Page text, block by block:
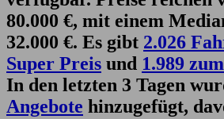
80.000 €, mit einem
32.000 €. Es gibt 2.026
Super Preis und 1.989
In den letzten 3 Tagen
Angebote hinzugefügt,